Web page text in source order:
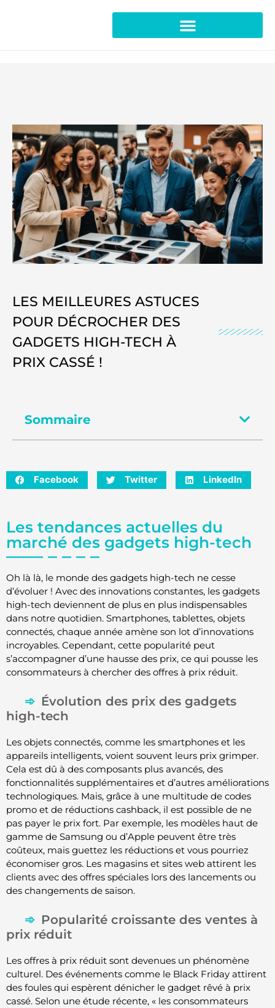
LES MEILLEURES ASTUCES
POUR DÉCROCHER DES
GADGETS HIGH-TECH À
PRIX CASSÉ !
Sommaire
Facebook Twitter LinkedIn
Les tendances actuelles du
marché des gadgets high-tech
Oh là là, le monde des gadgets high-tech ne cesse
d’évoluer ! Avec des innovations constantes, les gadgets
high-tech deviennent de plus en plus indispensables
dans notre quotidien. Smartphones, tablettes, objets
connectés, chaque année amène son lot d’innovations
incroyables. Cependant, cette popularité peut
s’accompagner d’une hausse des prix, ce qui pousse les
consommateurs à chercher des offres à prix réduit.
Évolution des prix des gadgets
high-tech
Les objets connectés, comme les smartphones et les
appareils intelligents, voient souvent leurs prix grimper.
Cela est dû à des composants plus avancés, des
fonctionnalités supplémentaires et d’autres améliorations
technologiques. Mais, grâce à une multitude de codes
promo et de réductions cashback, il est possible de ne
pas payer le prix fort. Par exemple, les modèles haut de
gamme de Samsung ou d’Apple peuvent être très
coûteux, mais guettez les réductions et vous pourriez
économiser gros. Les magasins et sites web attirent les
clients avec des offres spéciales lors des lancements ou
des changements de saison.
Popularité croissante des ventes à
prix réduit
Les offres à prix réduit sont devenues un phénomène
culturel. Des événements comme le Black Friday attirent
des foules qui espèrent dénicher le gadget rêvé à prix
cassé. Selon une étude récente, « les consommateurs